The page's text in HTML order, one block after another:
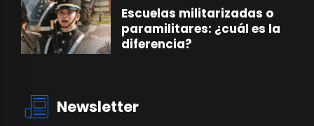
Escuelas militarizadas o
paramilitares: ¿cuál es la
diferencia?
Newsletter